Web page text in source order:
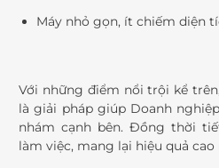
Máy nhỏ gọn, ít chiếm diện
Với những điểm nổi trội kể
là giải pháp giúp Doanh
nhám cạnh bên. Đồng thời
làm việc, mang lại hiệu quả